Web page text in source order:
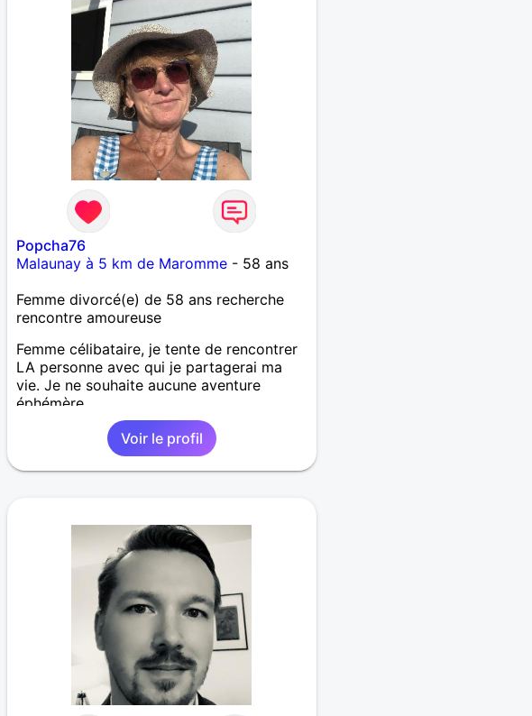
Popcha76
Malaunay à 5 km de Maromme- 58 ans
Femme divorcé(e) de 58 ans recherche
rencontre amoureuse
Femme célibataire, je tente de rencontrer
LA personne avec qui je partagerai ma
vie. Je ne souhaite aucune aventure
éphémère.
Voir le profil